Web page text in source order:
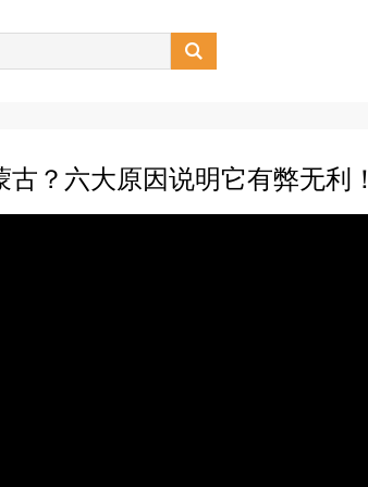

？六大原因说明它有弊无利！